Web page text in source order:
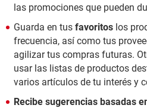
las promociones que pueden
Guarda en tus favoritos los
frecuencia, así como tus
agilizar tus compras futuras.
usar las listas de productos
varios artículos de tu interés y
Recibe sugerencias basadas